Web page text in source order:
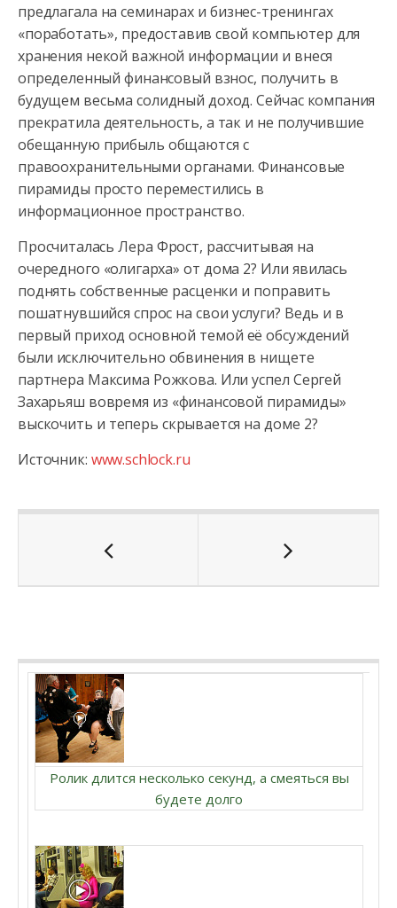
предлагала на семинарах и бизнес-тренингах
«поработать», предоставив свой компьютер для
хранения некой важной информации и внеся
определенный финансовый взнос, получить в
будущем весьма солидный доход. Сейчас компания
прекратила деятельность, а так и не получившие
обещанную прибыль общаются с
правоохранительными органами. Финансовые
пирамиды просто переместились в
информационное пространство.
Просчиталась Лера Фрост, рассчитывая на
очередного «олигарха» от дома 2? Или явилась
поднять собственные расценки и поправить
пошатнувшийся спрос на свои услуги? Ведь и в
первый приход основной темой её обсуждений
были исключительно обвинения в нищете
партнера Максима Рожкова. Или успел Сергей
Захарьяш вовремя из «финансовой пирамиды»
выскочить и теперь скрывается на доме 2?
Источник: www.schlock.ru
Ролик длится несколько секунд, а смеяться вы
будете долго